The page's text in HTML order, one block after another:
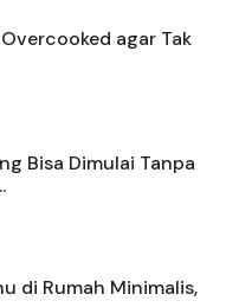
agar Tak
Bisa Dimulai Tanpa
di Rumah Minimalis,